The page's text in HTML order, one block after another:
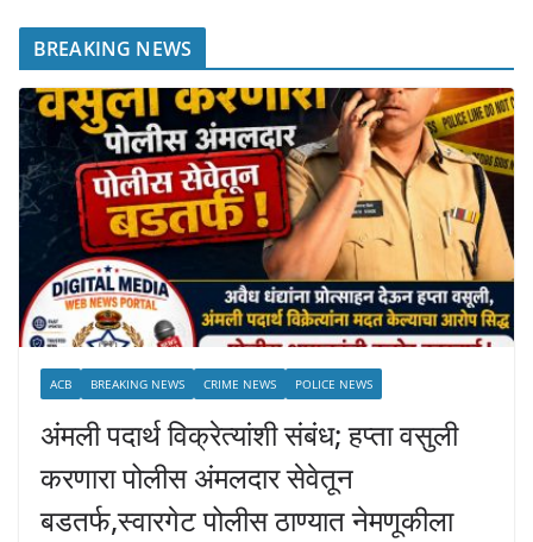
BREAKING NEWS
ACB BREAKING NEWS CRIME NEWS POLICE NEWS
अंमली पदार्थ विक्रेत्यांशी संबंध; हप्ता वसुली
करणारा पोलीस अंमलदार सेवेतून
बडतर्फ,स्वारगेट पोलीस ठाण्यात नेमणूकीला